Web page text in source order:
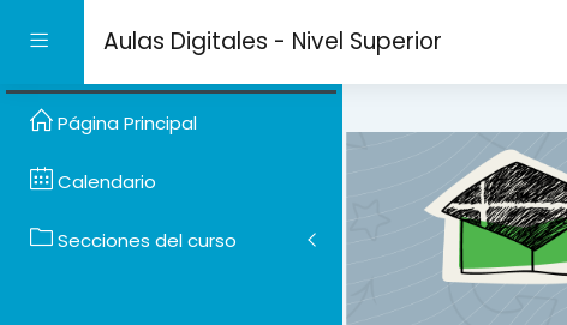
Panel lateralAulas Digitales - Nivel Superior
Página Principal
Calendario
Secciones del curso